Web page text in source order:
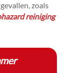
zoals
reiniging